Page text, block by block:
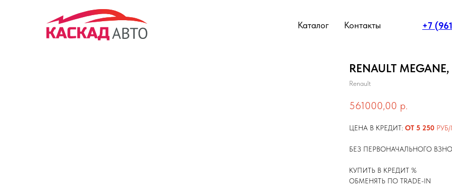
Каталог Контакты +7
RENAULT
Renault
561000,00 р.
ЦЕНА В КРЕДИТ: ОТ 5 250
БЕЗ ПЕРВОНАЧАЛЬНОГО
КУПИТЬ В КРЕДИТ %
ОБМЕНЯТЬ ПО TRADE-IN